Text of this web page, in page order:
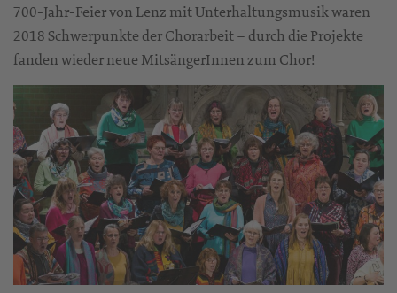
700-Jahr-Feier von Lenz mit Unterhaltungsmusik waren
2018 Schwerpunkte der Chorarbeit – durch die Projekte
fanden wieder neue MitsängerInnen zum Chor!